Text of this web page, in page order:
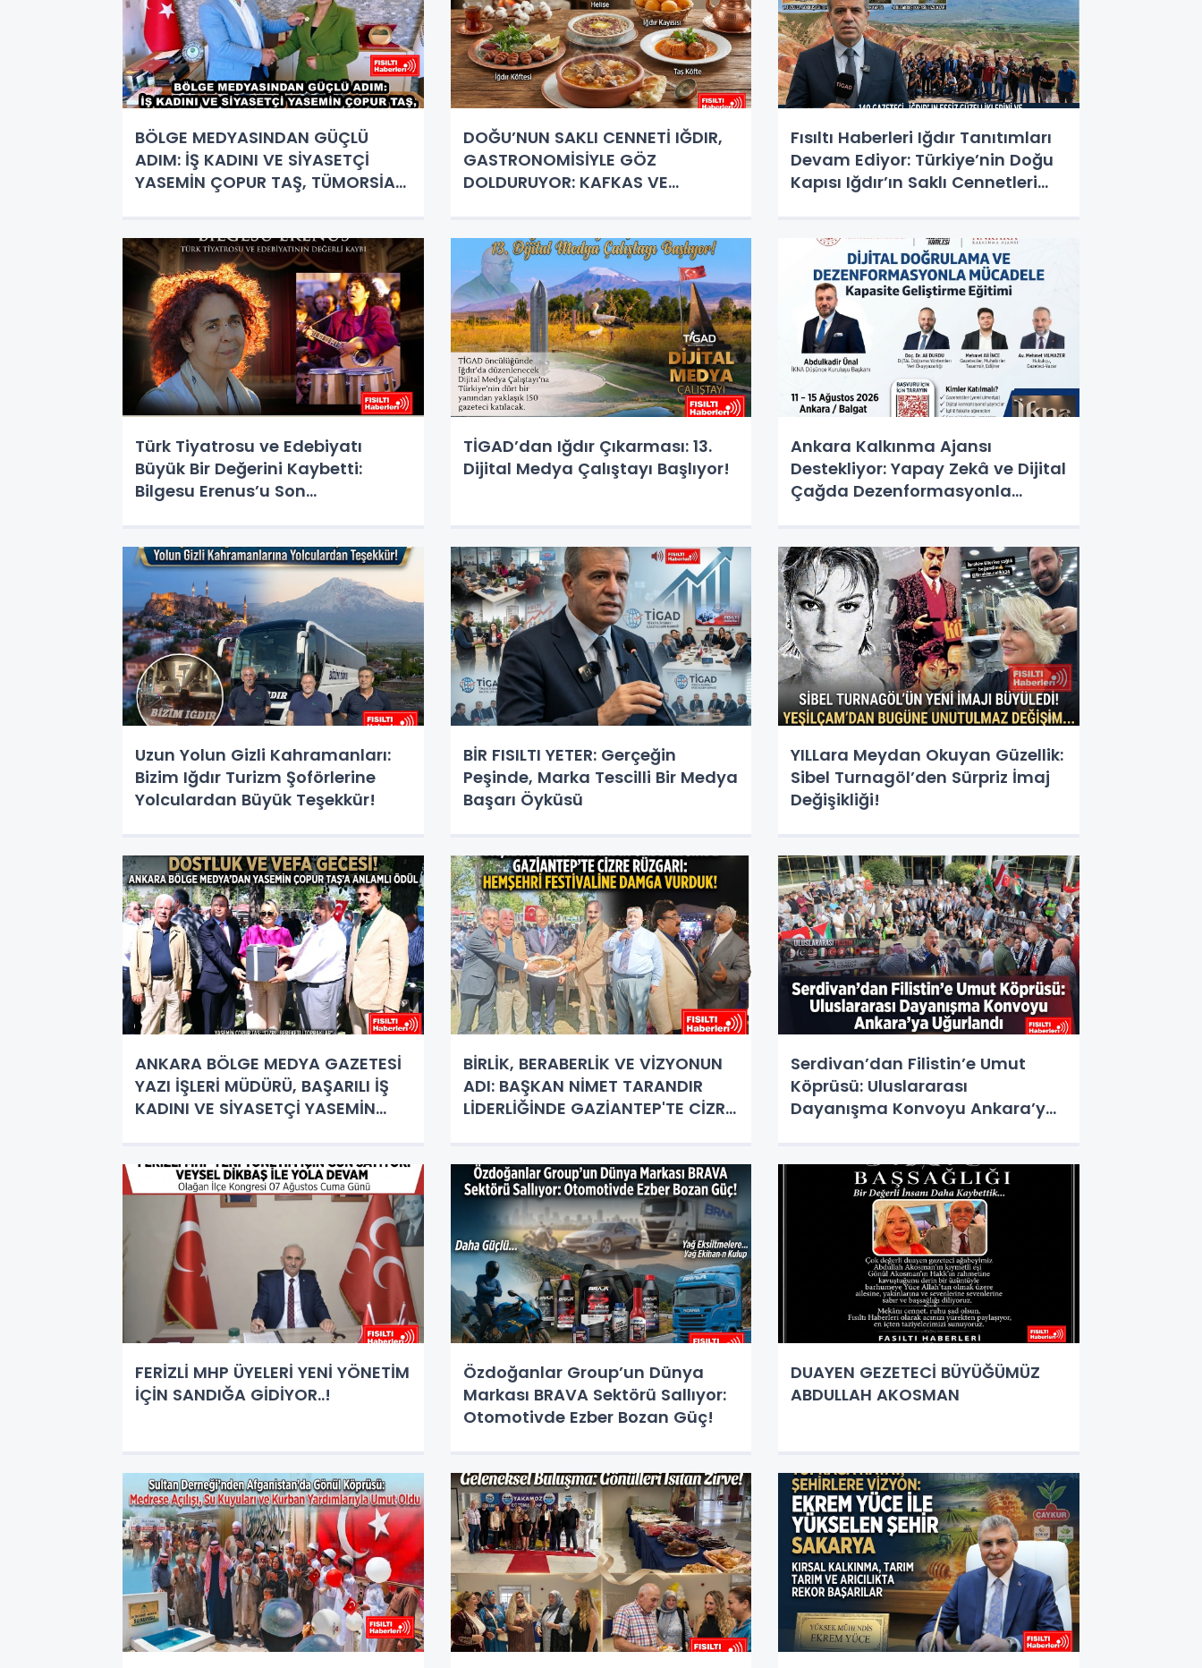
BÖLGE MEDYASINDAN GÜÇLÜ
ADIM: İŞ KADINI VE SİYASETÇİ
YASEMİN ÇOPUR TAŞ, TÜMORSİAD
DOĞU’NUN SAKLI CENNETİ IĞDIR,
GASTRONOMİSİYLE GÖZ
DOLDURUYOR: KAFKAS VE
Fısıltı Haberleri Iğdır Tanıtımları
Devam Ediyor: Türkiye’nin Doğu
Kapısı Iğdır’ın Saklı Cennetleri
Türk Tiyatrosu ve Edebiyatı
Büyük Bir Değerini Kaybetti:
Bilgesu Erenus’u Son
TİGAD’dan Iğdır Çıkarması: 13.
Dijital Medya Çalıştayı Başlıyor!
Ankara Kalkınma Ajansı
Destekliyor: Yapay Zekâ ve Dijital
Çağda Dezenformasyonla
Uzun Yolun Gizli Kahramanları:
Bizim Iğdır Turizm Şoförlerine
Yolculardan Büyük Teşekkür!
BİR FISILTI YETER: Gerçeğin
Peşinde, Marka Tescilli Bir Medya
Başarı Öyküsü
YILLara Meydan Okuyan Güzellik:
Sibel Turnagöl’den Sürpriz İmaj
Değişikliği!
ANKARA BÖLGE MEDYA GAZETESİ
YAZI İŞLERİ MÜDÜRÜ, BAŞARILI İŞ
KADINI VE SİYASETÇİ YASEMİN
BİRLİK, BERABERLİK VE VİZYONUN
ADI: BAŞKAN NİMET TARANDIR
LİDERLİĞİNDE GAZİANTEP'TE CİZRE
Serdivan’dan Filistin’e Umut
Köprüsü: Uluslararası
Dayanışma Konvoyu Ankara’ya
FERİZLİ MHP ÜYELERİ YENİ YÖNETİM
İÇİN SANDIĞA GİDİYOR..!
Özdoğanlar Group’un Dünya
Markası BRAVA Sektörü Sallıyor:
Otomotivde Ezber Bozan Güç!
DUAYEN GEZETECİ BÜYÜĞÜMÜZ
ABDULLAH AKOSMAN